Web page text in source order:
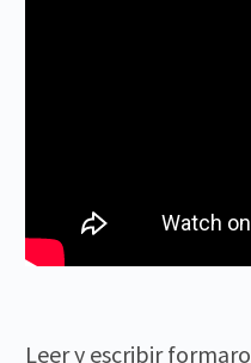
Leer y escribir